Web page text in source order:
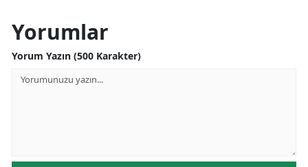
Yorumlar
Yorum Yazın (500 Karakter)